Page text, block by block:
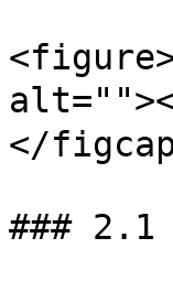
</
### 2.1